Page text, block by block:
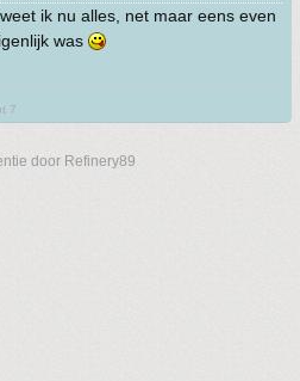
ik nu alles, net maar eens even
was
7
door Refinery89